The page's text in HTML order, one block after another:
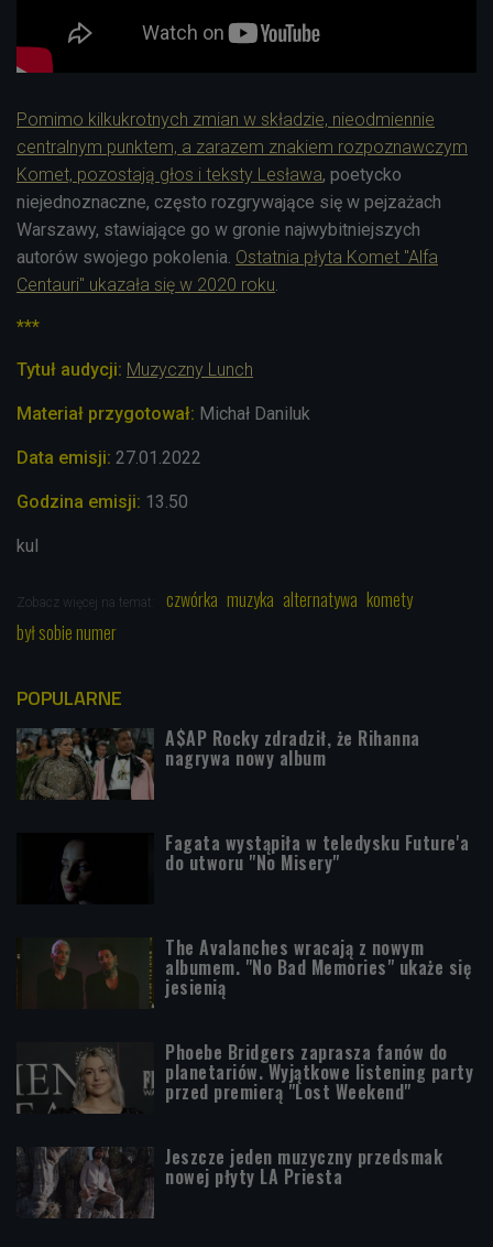
Pomimo kilkukrotnych zmian w składzie, nieodmiennie
centralnym punktem, a zarazem znakiem rozpoznawczym
Komet, pozostają głos i teksty Lesława, poetycko
niejednoznaczne, często rozgrywające się w pejzażach
Warszawy, stawiające go w gronie najwybitniejszych
autorów swojego pokolenia. Ostatnia płyta Komet "Alfa
Centauri" ukazała się w 2020 roku.
***
Tytuł audycji: Muzyczny Lunch
Materiał przygotował: Michał Daniluk
Data emisji: 27.01.2022
Godzina emisji: 13.50
kul
Zobacz więcej na temat: czwórka muzyka alternatywa komety
był sobie numer
POPULARNE
A$AP Rocky zdradził, że Rihanna
nagrywa nowy album
Fagata wystąpiła w teledysku Future'a
do utworu "No Misery"
The Avalanches wracają z nowym
albumem. "No Bad Memories" ukaże się
jesienią
Phoebe Bridgers zaprasza fanów do
planetariów. Wyjątkowe listening party
przed premierą "Lost Weekend"
Jeszcze jeden muzyczny przedsmak
nowej płyty LA Priesta